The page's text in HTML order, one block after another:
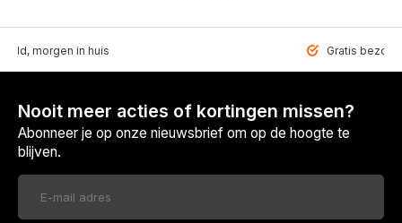
morgen in huis Gratis
Nooit meer acties of kortingen missen?
Abonneer je op onze nieuwsbrief om op de hoogte te
blijven.